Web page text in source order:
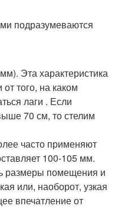
подразумеваются
Эта характеристика
того, на каком
лаги . Если
70 см, то стелим
часто применяют
100-105 мм.
размеры помещения и
или, наоборот, узкая
впечатление от